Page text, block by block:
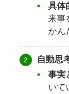
具体
来事
かん
自動思
事実
いて